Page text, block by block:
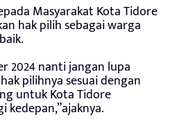
Masyarakat Kota Tidore
hak pilih sebagai warga
2024 nanti jangan lupa
pilihnya sesuai dengan
untuk Kota Tidore
kedepan,”ajaknya.